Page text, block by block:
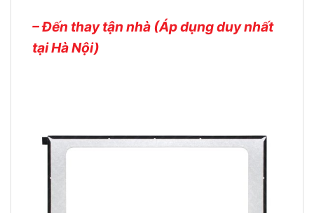
– Đến thay tận nhà (Áp dụng duy nhất
tại Hà Nội)